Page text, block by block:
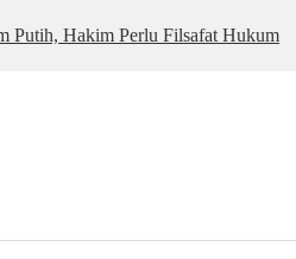
Putih, Hakim Perlu Filsafat Hukum